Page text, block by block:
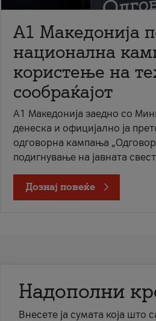
A1 Македонија
национална
користење на
сообраќајот
A1 Македонија заедно со
денеска и официјално ја
одговорна кампања
подигнување на јавната
Дознај повеќе
Надополни
Внесете ја сумата која што